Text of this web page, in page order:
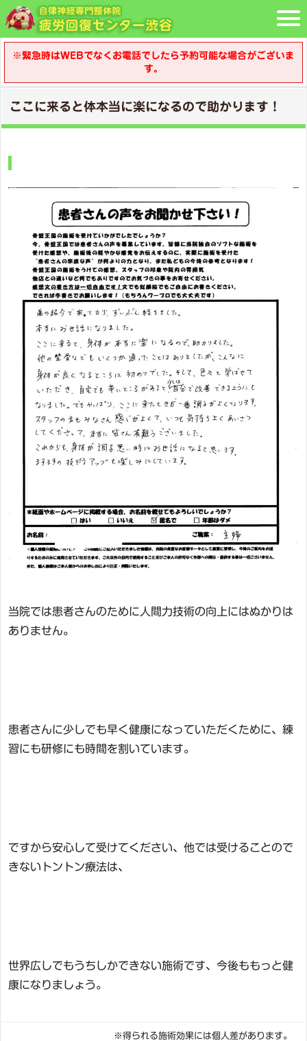
※緊急時はWEBでなくお電話でしたら予約可能な場合がございま
す。
ここに来ると体本当に楽になるので助かります！
当院では患者さんのために人間力技術の向上にはぬかりは
ありません。
患者さんに少しでも早く健康になっていただくために、練
習にも研修にも時間を割いています。
ですから安心して受けてください、他では受けることので
きないトントン療法は、
世界広しでもうちしかできない施術です、今後ももっと健
康になりましょう。
※得られる施術効果には個人差があります。